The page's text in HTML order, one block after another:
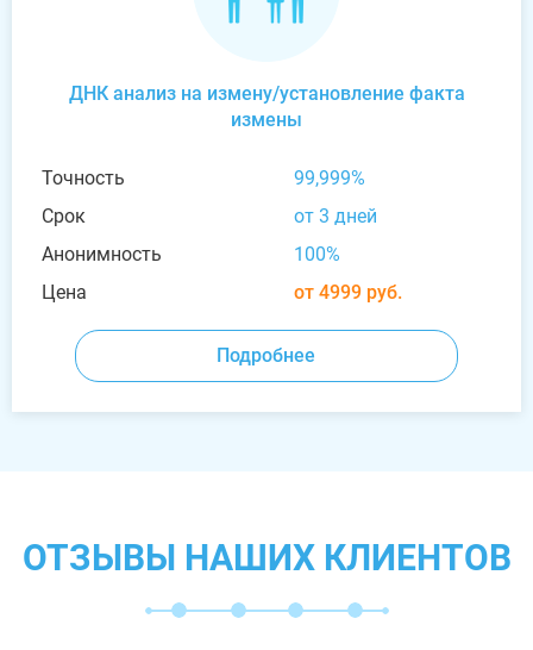
ДНК анализ на измену/установление факта
измены
Точность
99,999%
Срок
от 3 дней
Анонимность
100%
Цена
от 4999 руб.
Подробнее
ОТЗЫВЫ НАШИХ КЛИЕНТОВ